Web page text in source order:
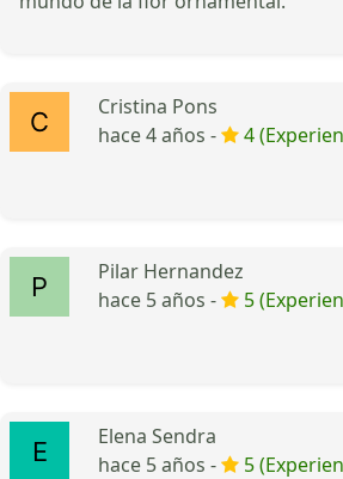
Cristina Pons
hace 4 años -
4
Pilar Hernandez
hace 5 años -
5
Elena Sendra
hace 5 años -
5